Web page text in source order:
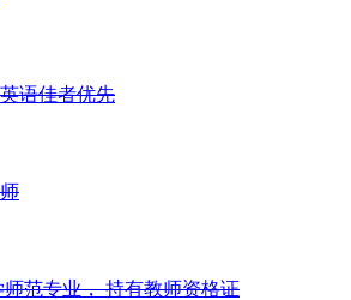
语佳者优先
范专业， 持有教师资格证